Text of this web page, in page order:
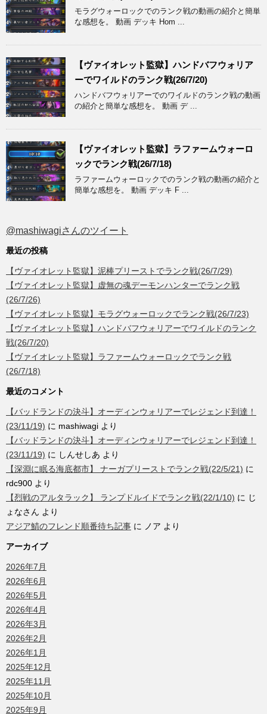
モラグウォーロックでのランク戦の動画の紹介と簡単
な感想を。 動画 デッキ Hom ...
【ヴァイオレット監獄】ハンドバフウォリア
ーでワイルドのランク戦(26/7/20)
ハンドバフウォリアーでのワイルドのランク戦の動画
の紹介と簡単な感想を。 動画 デ ...
【ヴァイオレット監獄】ラファームウォーロ
ックでランク戦(26/7/18)
ラファームウォーロックでのランク戦の動画の紹介と
簡単な感想を。 動画 デッキ F ...
@mashiwagiさんのツイート
最近の投稿
【ヴァイオレット監獄】泥棒プリーストでランク戦(26/7/29)
【ヴァイオレット監獄】虚無の魂デーモンハンターでランク戦
(26/7/26)
【ヴァイオレット監獄】モラグウォーロックでランク戦(26/7/23)
【ヴァイオレット監獄】ハンドバフウォリアーでワイルドのランク
戦(26/7/20)
【ヴァイオレット監獄】ラファームウォーロックでランク戦
(26/7/18)
最近のコメント
【バッドランドの決斗】オーディンウォリアーでレジェンド到達！
(23/11/19) に mashiwagi より
【バッドランドの決斗】オーディンウォリアーでレジェンド到達！
(23/11/19) に しんせしあ より
【深淵に眠る海底都市】 ナーガプリーストでランク戦(22/5/21) に
rdc900 より
【烈戦のアルタラック】 ランプドルイドでランク戦(22/1/10) に じ
ょなさん より
アジア鯖のフレンド順番待ち記事 に ノア より
アーカイブ
2026年7月
2026年6月
2026年5月
2026年4月
2026年3月
2026年2月
2026年1月
2025年12月
2025年11月
2025年10月
2025年9月